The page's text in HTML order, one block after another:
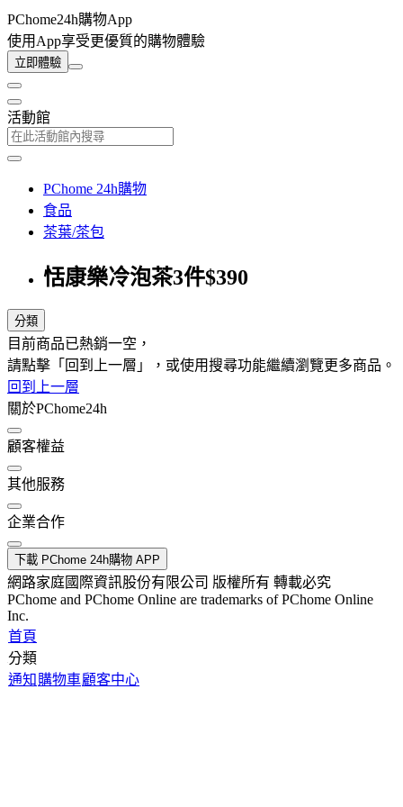
PChome24h購物App
使用App享受更優質的購物體驗
立即體驗
活動館
PChome 24h購物
食品
茶葉/茶包
恬康樂冷泡茶3件$390
分類
目前商品已熱銷一空，
請點擊「回到上一層」，或使用搜尋功能繼續瀏覽更多商品。
回到上一層
關於PChome24h
顧客權益
其他服務
企業合作
下載 PChome 24h購物 APP
網路家庭國際資訊股份有限公司 版權所有 轉載必究
PChome and PChome Online are trademarks of PChome Online
Inc.
首頁
分類
通知 購物車顧客中心